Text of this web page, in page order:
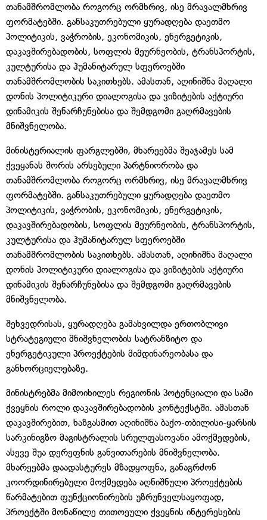
თანამშრომლობა როგორც ორმხრივ, ისე მრავალმხრივ
ფორმატებში. განსაკუთრებული ყურადღება დაეთმო
პოლიტიკის, ვაჭრობის, ეკონომიკის, ენერგეტიკის,
დაკავშირებადობის, სოფლის მეურნეობის, ტრანსპორტის,
კულტურისა და ჰუმანიტარულ სფეროებში
თანამშრომლობის საკითხებს. ამასთან, აღინიშნა მაღალი
დონის პოლიტიკური დიალოგისა და ვიზიტების აქტიური
დინამიკის შენარჩუნებისა და შემდგომი გაღრმავების
მნიშვნელობა.
მინისტერიალის ფარგლებში, მხარეებმა შეაჯამეს სამ
ქვეყანას შორის არსებული პარტნიორობა და
თანამშრომლობა როგორც ორმხრივ, ისე მრავალმხრივ
ფორმატებში. განსაკუთრებული ყურადღება დაეთმო
პოლიტიკის, ვაჭრობის, ეკონომიკის, ენერგეტიკის,
დაკავშირებადობის, სოფლის მეურნეობის, ტრანსპორტის,
კულტურისა და ჰუმანიტარულ სფეროებში
თანამშრომლობის საკითხებს. ამასთან, აღინიშნა მაღალი
დონის პოლიტიკური დიალოგისა და ვიზიტების აქტიური
დინამიკის შენარჩუნებისა და შემდგომი გაღრმავების
მნიშვნელობა.
შეხვედრისას, ყურადღება გამახვილდა ერთობლივი
სტრატეგიული მნიშვნელობის სატრანზიტო და
ენერგეტიკული პროექტების მიმდინარეობასა და
განხორციელებაზე.
მინისტრებმა მიმოიხილეს რეგიონის პოტენციალი და სამი
ქვეყნის როლი დაკავშირებადობის კონტექსტში. ამასთან
დაკავშირებით, ხაზგასმით აღინიშნა ბაქო-თბილისი-ყარსის
სარკინიგზო მაგისტრალის სრულფასოვანი ამოქმედების,
ასევე შუა დერეფნის განვითარების მნიშვნელობა.
მხარეებმა დაადასტურეს მზადყოფნა, განაგრძონ
კოორდინირებული მოქმედება აღნიშნული პროექტების
წარმატებით ფუნქციონირების უზრუნველსაყოფად,
პროექტში მონაწილე თითოეული ქვეყნის ინტერესების